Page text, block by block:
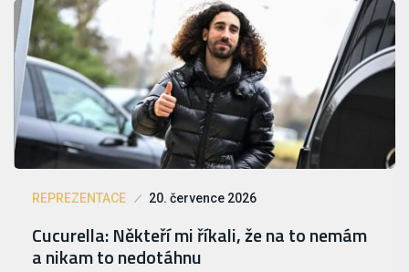
REPREZENTACE 20. července 2026
Cucurella: Někteří mi říkali, že na to nemám
a nikam to nedotáhnu